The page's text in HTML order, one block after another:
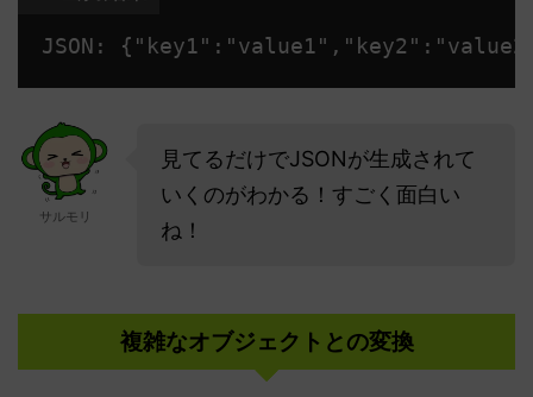
JSON:
サルモリ
見てるだけでJSONが生成されて
いくのがわかる！すごく面白い
ね！
複雑なオブジェクトとの変換